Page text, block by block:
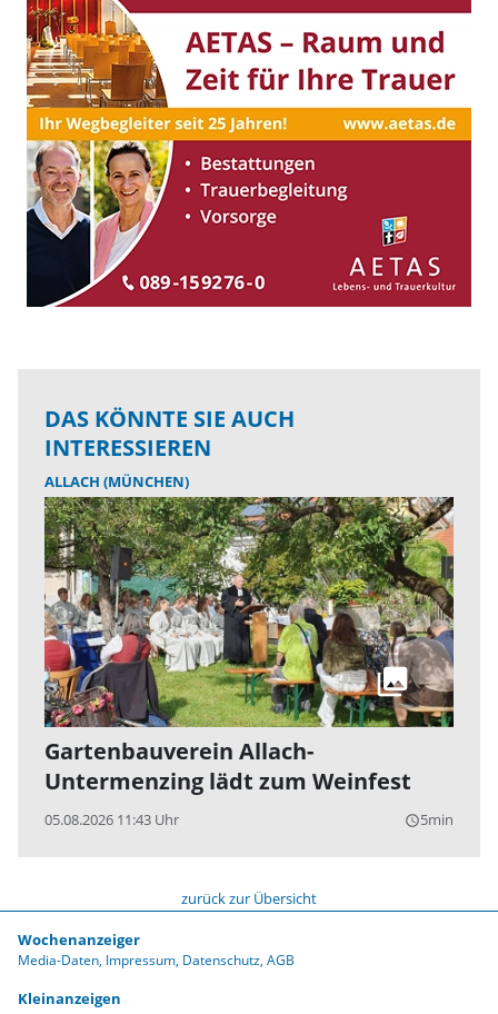
DAS KÖNNTE SIE AUCH
INTERESSIEREN
ALLACH (MÜNCHEN)
Gartenbauverein Allach-
Untermenzing lädt zum Weinfest
05.08.2026 11:43 Uhr query_builder5min
zurück zur Übersicht
Wochenanzeiger
Media-Daten Impressum Datenschutz AGB
Kleinanzeigen